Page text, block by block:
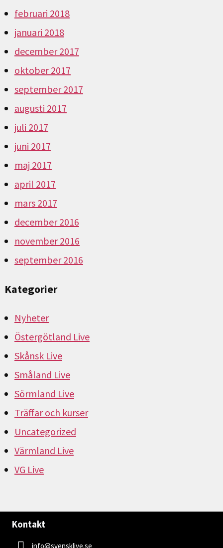
februari 2018
januari 2018
december 2017
oktober 2017
september 2017
augusti 2017
juli 2017
juni 2017
maj 2017
april 2017
mars 2017
december 2016
november 2016
september 2016
Kategorier
Nyheter
Östergötland Live
Skånsk Live
Småland Live
Sörmland Live
Träffar och kurser
Uncategorized
Värmland Live
VG Live
Kontakt
info@svensklive.se